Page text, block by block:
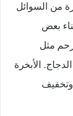
من السوائل
بعض
مثل
الأبخرة
وتخفيف